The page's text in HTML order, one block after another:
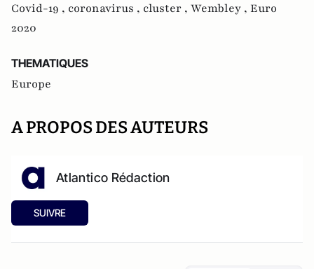
Covid-19 , coronavirus , cluster , Wembley , Euro
2020
THEMATIQUES
Europe
A PROPOS DES AUTEURS
Atlantico Rédaction
SUIVRE